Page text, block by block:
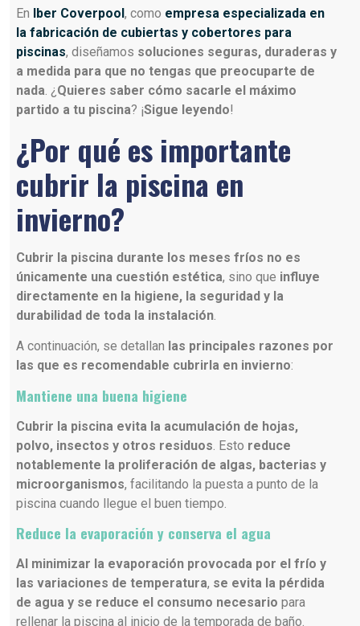
En Iber Coverpool , como empresa especializada en
la fabricación de cubiertas y cobertores para
piscinas, diseñamos soluciones seguras, duraderas y
a medida para que no tengas que preocuparte de
nada. ¿ Quieres saber cómo sacarle el máximo
partido a tu piscina? ¡Sigue leyendo!
¿Por qué es importante
cubrir la piscina en
invierno?
Cubrir la piscina durante los meses fríos no es
únicamente una cuestión estética, sino que influye
directamente en la higiene, la seguridad y la
durabilidad de toda la instalación.
A continuación, se detallan las principales razones por
las que es recomendable cubrirla en invierno:
Mantiene una buena higiene
Cubrir la piscina evita la acumulación de hojas,
polvo, insectos y otros residuos . Esto reduce
notablemente la proliferación de algas, bacterias y
microorganismos, facilitando la puesta a punto de la
piscina cuando llegue el buen tiempo.
Reduce la evaporación y conserva el agua
Al minimizar la evaporación provocada por el frío y
las variaciones de temperatura, se evita la pérdida
de agua y se reduce el consumo necesario para
rellenar la piscina al inicio de la temporada de baño.